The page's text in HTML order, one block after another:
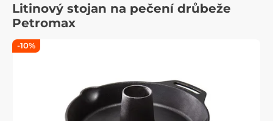
Litinový stojan na pečení drůbeže
Petromax
-10%